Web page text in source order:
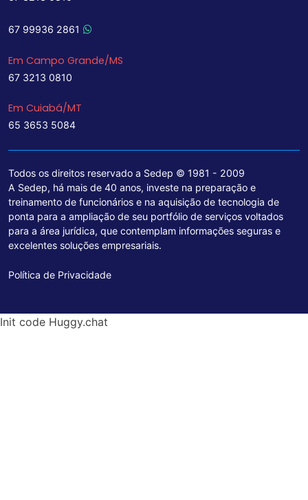
67 99936 2861
Em Campo Grande/MS
67 3213 0810
Em Cuiabá/MT
65 3653 5084
Todos os direitos reservado a Sedep © 1981 - 2009
A Sedep, há mais de 40 anos, investe na preparação e
treinamento de funcionários e na aquisição de tecnologia de
ponta para a ampliação de seu portfólio de serviços voltados
para a área jurídica, que contemplam informações seguras e
excelentes soluções empresariais.
Política de Privacidade
Init code Huggy.chat